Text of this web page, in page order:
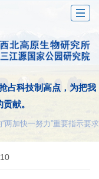
占科技制高点，为把我
献。
加快一努力”重要指示要求